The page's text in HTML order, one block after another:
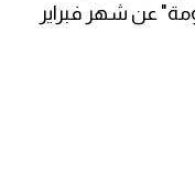
عن شهر فبراير